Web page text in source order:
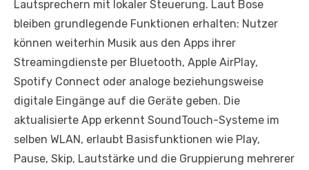
Lautsprechern mit lokaler Steuerung. Laut Bose
bleiben grundlegende Funktionen erhalten: Nutzer
können weiterhin Musik aus den Apps ihrer
Streamingdienste per Bluetooth, Apple AirPlay,
Spotify Connect oder analoge beziehungsweise
digitale Eingänge auf die Geräte geben. Die
aktualisierte App erkennt SoundTouch-Systeme im
selben WLAN, erlaubt Basisfunktionen wie Play,
Pause, Skip, Lautstärke und die Gruppierung mehrerer